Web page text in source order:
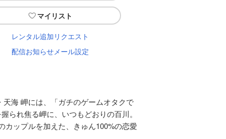
マイリスト
レンタル追加リクエスト
配信お知らせメール設定
海 岬には、「ガチのゲームオタクで
られ焦る岬に、いつもどおりの百川。
ップルを加えた、きゅん100%の恋愛